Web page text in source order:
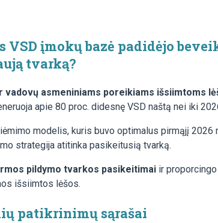
VSD įmokų bazė padidėjo
tvarką?
vadovų asmeniniams poreikiams išsiimtoms
apie 80 proc. didesnę VSD naštą nei iki
modelis, kuris buvo optimalus pirmąjį
strategija atitinka pasikeitusią tvarką.
pildymo tvarkos pasikeitimai ir
išsiimtos lėšos.
patikrinimų sąrašai